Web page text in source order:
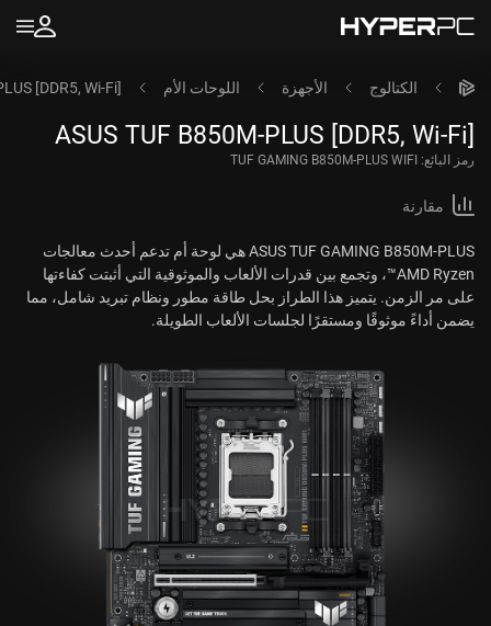
الكتالوج الأجهزة اللوحات الأم [DDR5, Wi-Fi]
ASUS TUF B850M-PLUS [DDR5, Wi-Fi]
رمز البائع: TUF GAMING B850M-PLUS WIFI
مقارنة
ASUS TUF GAMING B850M-PLUS هي لوحة أم تدعم أحدث معالجات
AMD Ryzen™، وتجمع بين قدرات الألعاب والموثوقية التي أثبتت كفاءتها
على مر الزمن. يتميز هذا الطراز بحل طاقة مطور ونظام تبريد شامل، مما
يضمن أداءً موثوقًا ومستقرًا لجلسات الألعاب الطويلة.